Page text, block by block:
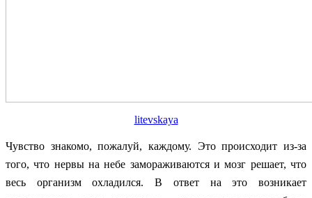
litevskaya
Чувство знакомо, пожалуй, каждому. Это происходит из-за
того, что нервы на небе замораживаются и мозг решает, что
весь организм охладился. В ответ на это возникает